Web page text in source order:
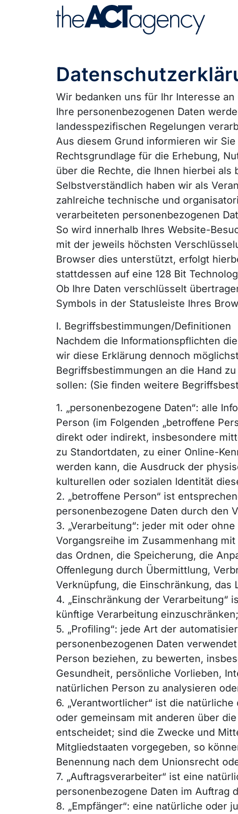
Wir bedanken uns für Ihr Interesse
Ihre personenbezogenen Daten
landesspezifischen Regelungen
Aus diesem Grund informieren wir
Rechtsgrundlage für die Erhebung,
über die Rechte, die Ihnen hierbei als
Selbstverständlich haben wir als
zahlreiche technische und
verarbeiteten personenbezogenen
So wird innerhalb Ihres Website-
mit der jeweils höchsten
Browser dies unterstützt, erfolgt
stattdessen auf eine 128 Bit
Ob Ihre Daten verschlüsselt
Symbols in der Statusleiste Ihres
I. Begriffsbestimmungen/Definitionen
Nachdem die Informationspflichten
wir diese Erklärung dennoch
Begriffsbestimmungen an die Hand
sollen: (Sie finden weitere
1. „personenbezogene Daten“: alle
Person (im Folgenden „betroffene
direkt oder indirekt, insbesondere
zu Standortdaten, zu einer Online-
werden kann, die Ausdruck der
kulturellen oder sozialen Identität
2. „betroffene Person“ ist
personenbezogene Daten durch den
3. „Verarbeitung“: jeder mit oder
Vorgangsreihe im Zusammenhang
das Ordnen, die Speicherung, die
Offenlegung durch Übermittlung,
Verknüpfung, die Einschränkung, das
4. „Einschränkung der
künftige Verarbeitung einzuschränken;
5. „Profiling“: jede Art der
personenbezogenen Daten
Person beziehen, zu bewerten,
Gesundheit, persönliche Vorlieben,
natürlichen Person zu analysieren
6. „Verantwortlicher“ ist die
oder gemeinsam mit anderen über
entscheidet; sind die Zwecke und
Mitgliedstaaten vorgegeben, so
Benennung nach dem Unionsrecht
7. „Auftragsverarbeiter“ ist eine
personenbezogene Daten im Auftrag
8. „Empfänger“: eine natürliche oder